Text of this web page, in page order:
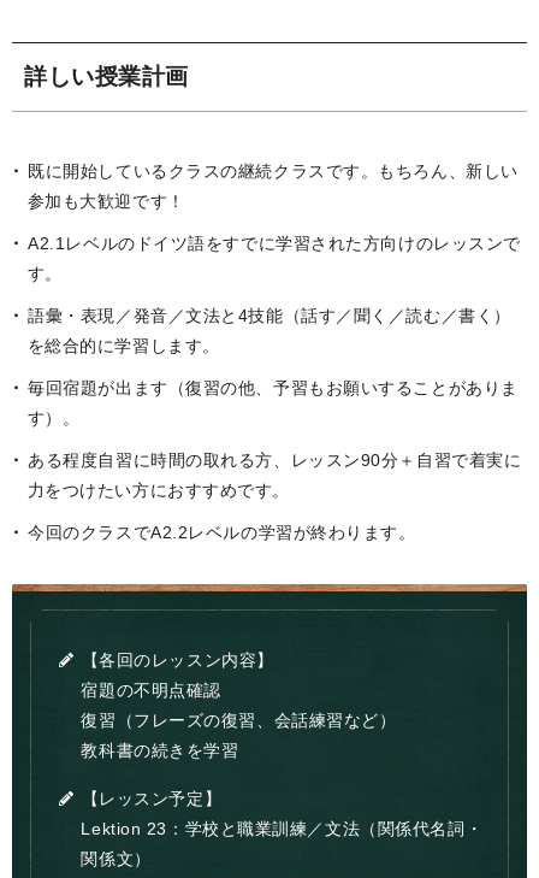
詳しい授業計画
既に開始しているクラスの継続クラスです。もちろん、新しい
参加も大歓迎です！
A2.1レベルのドイツ語をすでに学習された方向けのレッスンで
す。
語彙・表現／発音／文法と4技能（話す／聞く／読む／書く）
を総合的に学習します。
毎回宿題が出ます（復習の他、予習もお願いすることがありま
す）。
ある程度自習に時間の取れる方、レッスン90分＋自習で着実に
力をつけたい方におすすめです。
今回のクラスでA2.2レベルの学習が終わります。
【各回のレッスン内容】
宿題の不明点確認
復習（フレーズの復習、会話練習など）
教科書の続きを学習
【レッスン予定】
Lektion 23：学校と職業訓練／文法（関係代名詞・
関係文）